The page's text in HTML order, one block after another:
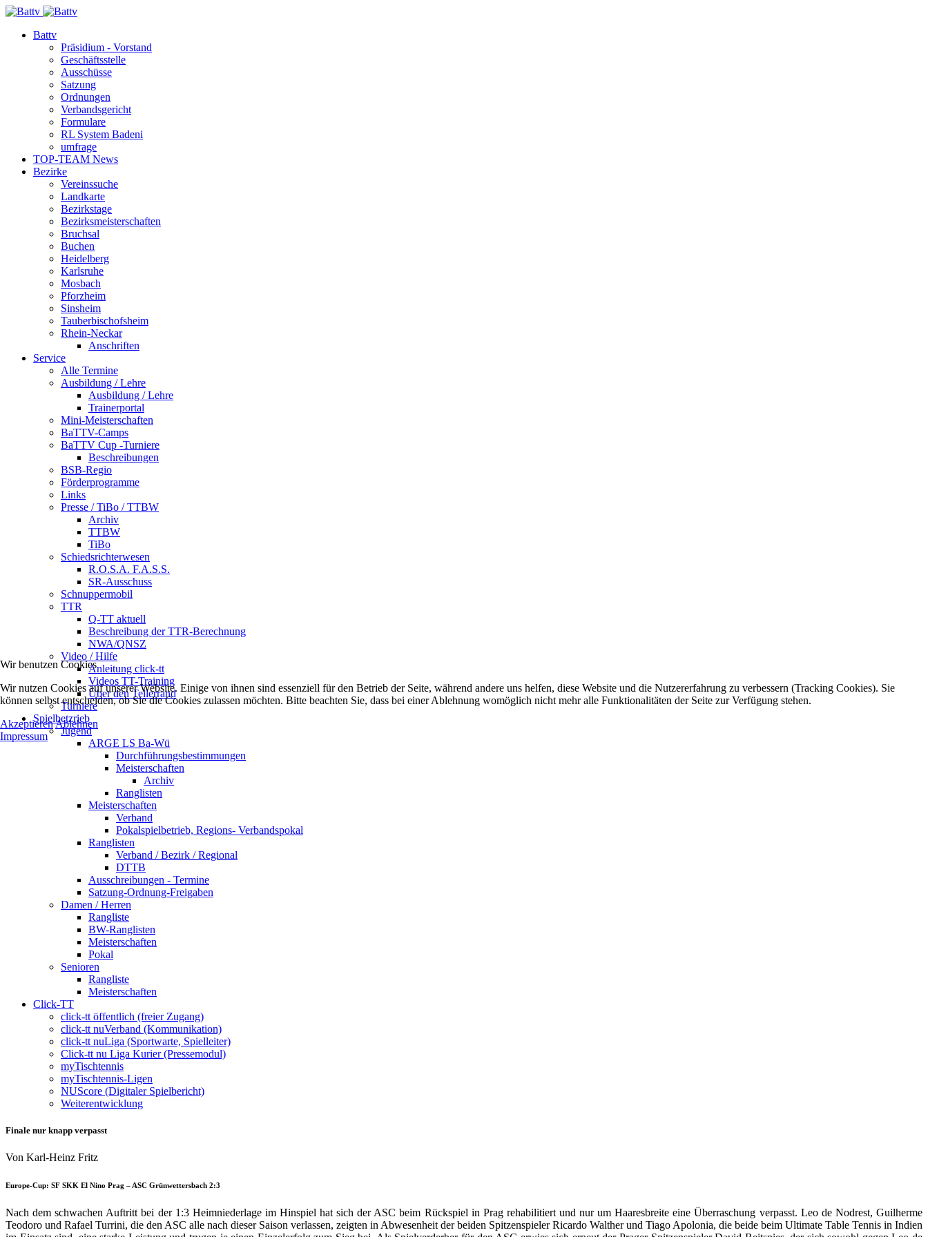
Battv
Präsidium - Vorstand
Geschäftsstelle
Ausschüsse
Satzung
Ordnungen
Verbandsgericht
Formulare
RL System Badeni
umfrage
TOP-TEAM News
Bezirke
Vereinssuche
Landkarte
Bezirkstage
Bezirksmeisterschaften
Bruchsal
Buchen
Heidelberg
Karlsruhe
Mosbach
Pforzheim
Sinsheim
Tauberbischofsheim
Rhein-Neckar
Anschriften
Service
Alle Termine
Ausbildung / Lehre
Ausbildung / Lehre
Trainerportal
Mini-Meisterschaften
BaTTV-Camps
BaTTV Cup -Turniere
Beschreibungen
BSB-Regio
Förderprogramme
Links
Presse / TiBo / TTBW
Archiv
TTBW
TiBo
Schiedsrichterwesen
R.O.S.A. F.A.S.S.
SR-Ausschuss
Schnuppermobil
TTR
Q-TT aktuell
Beschreibung der TTR-Berechnung
NWA/QNSZ
Video / Hilfe
Anleitung click-tt
Videos TT-Training
Über den Tellerrand
Turniere
Spielbetzrieb
Jugend
ARGE LS Ba-Wü
Durchführungsbestimmungen
Meisterschaften
Archiv
Ranglisten
Meisterschaften
Verband
Pokalspielbetrieb, Regions- Verbandspokal
Ranglisten
Verband / Bezirk / Regional
DTTB
Ausschreibungen - Termine
Satzung-Ordnung-Freigaben
Damen / Herren
Rangliste
BW-Ranglisten
Meisterschaften
Pokal
Senioren
Rangliste
Meisterschaften
Click-TT
click-tt öffentlich (freier Zugang)
click-tt nuVerband (Kommunikation)
click-tt nuLiga (Sportwarte, Spielleiter)
Click-tt nu Liga Kurier (Pressemodul)
myTischtennis
myTischtennis-Ligen
NUScore (Digitaler Spielbericht)
Weiterentwicklung
Finale nur knapp verpasst
Von Karl-Heinz Fritz
Europe-Cup: SF SKK El Nino Prag – ASC Grünwettersbach 2:3
Nach dem schwachen Auftritt bei der 1:3 Heimniederlage im Hinspiel hat sich der ASC beim Rückspiel in Prag rehabilitiert und nur um Haaresbreite eine Überraschung verpasst. Leo de Nodrest, Guilherme
Teodoro und Rafael Turrini, die den ASC alle nach dieser Saison verlassen, zeigten in Abwesenheit der beiden Spitzenspieler Ricardo Walther und Tiago Apolonia, die beide beim Ultimate Table Tennis in Indien
Wir benutzen Cookies
Wir nutzen Cookies auf unserer Website. Einige von ihnen sind essenziell für den Betrieb der Seite, während andere uns helfen, diese Website und die Nutzererfahrung zu verbessern (Tracking Cookies). Sie
können selbst entscheiden, ob Sie die Cookies zulassen möchten. Bitte beachten Sie, dass bei einer Ablehnung womöglich nicht mehr alle Funktionalitäten der Seite zur Verfügung stehen.
AkzeptierenAblehnen
Impressum